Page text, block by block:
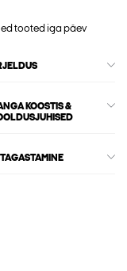
tooted iga päev
KOOSTIS &